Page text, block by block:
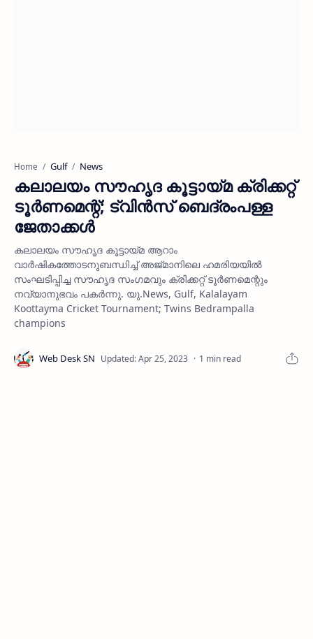
Home Gulf News
കലാലയം സൗഹൃദ കൂട്ടായ്മ ക്രിക്കറ്റ്
ടൂര്‍ണമെന്റ്; ട്വിന്‍സ് ബെദ്രംപള്ള
ജേതാക്കള്‍
കലാലയം സൗഹൃദ കൂട്ടായ്മ ആറാം
വാര്‍ഷികത്തോടനുബന്ധിച്ച് അജ്മാനിലെ ഹമരിയയില്‍
സംഘടിപ്പിച്ച സൗഹൃദ സംഗമവും ക്രിക്കറ്റ് ടൂര്‍ണമെന്റും
നവ്യാനുഭവം പകര്‍ന്നു. യു.News, Gulf, Kalalayam
Koottayma Cricket Tournament; Twins Bedrampalla
champions
1 min read